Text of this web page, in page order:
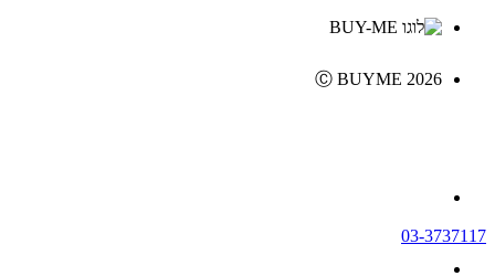
Ⓒ BUYME 2026
03-3737117